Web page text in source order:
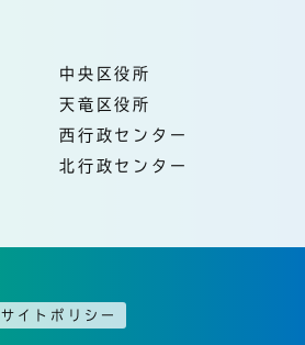
中央区役所
天竜区役所
西行政センター
北行政センター
サイトポリシー